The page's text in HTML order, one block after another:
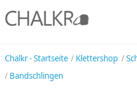
Chalkr - Startseite Klettershop
Bandschlingen